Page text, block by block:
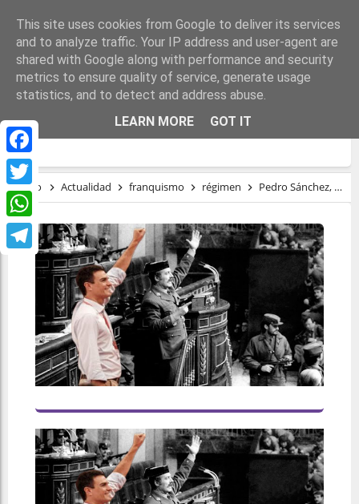
Facebook
Twitter
WhatsApp
Telegram
PEDRO SÁNCHEZ, ABDUCIDO POR
FRANCO
Inicio Actualidad franquismo régimen Pedro Sánchez, abducido por Franco
This site uses cookies from Google to deliver its services
and to analyze traffic. Your IP address and user-agent are
shared with Google along with performance and security
metrics to ensure quality of service, generate usage
statistics, and to detect and address abuse.
LEARN MORE
GOT IT